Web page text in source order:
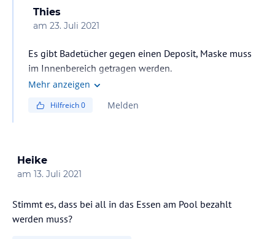
Thies
am 23. Juli 2021
Es gibt Badetücher gegen einen Deposit, Maske muss
im Innenbereich getragen werden.
Mehr anzeigen
Hilfreich0 Melden
Heike
am 13. Juli 2021
Stimmt es, dass bei all in das Essen am Pool bezahlt